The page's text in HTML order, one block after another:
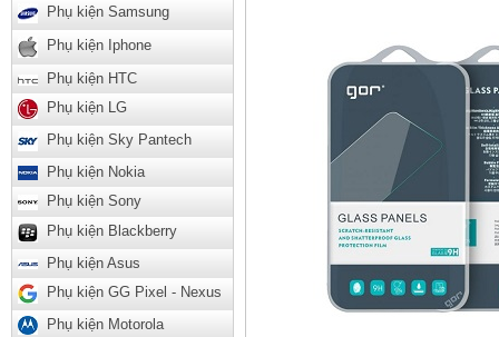
Phụ kiện Samsung
Phụ kiện Iphone
Phụ kiện HTC
Phụ kiện LG
Phụ kiện Sky Pantech
Phụ kiện Nokia
Phụ kiện Sony
Phụ kiện Blackberry
Phụ kiện Asus
Phụ kiện GG Pixel - Nexus
Phụ kiện Motorola